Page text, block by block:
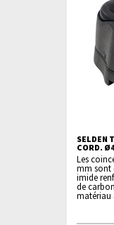
SELDEN
CORD.
Les
mm sont
imide
de
matériau